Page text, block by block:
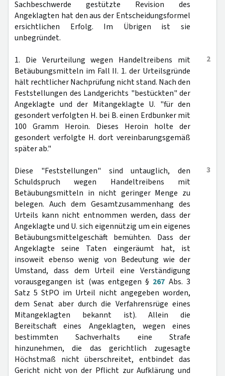
Sachbeschwerde gestützte Revision des
Angeklagten hat den aus der Entscheidungsformel
ersichtlichen Erfolg. Im Übrigen ist sie
unbegründet.
2
1. Die Verurteilung wegen Handeltreibens mit
Betäubungsmitteln im Fall II. 1. der Urteilsgründe
hält rechtlicher Nachprüfung nicht stand. Nach den
Feststellungen des Landgerichts "bestückten" der
Angeklagte und der Mitangeklagte U. "für den
gesondert verfolgten H. bei B. einen Erdbunker mit
100 Gramm Heroin. Dieses Heroin holte der
gesondert verfolgte H. dort vereinbarungsgemäß
später ab."
3
Diese "Feststellungen" sind untauglich, den
Schuldspruch wegen Handeltreibens mit
Betäubungsmitteln in nicht geringer Menge zu
belegen. Auch dem Gesamtzusammenhang des
Urteils kann nicht entnommen werden, dass der
Angeklagte und U. sich eigennützig um ein eigenes
Betäubungsmittelgeschäft bemühten. Dass der
Angeklagte seine Taten eingeräumt hat, ist
insoweit ebenso wenig von Bedeutung wie der
Umstand, dass dem Urteil eine Verständigung
vorausgegangen ist (was entgegen § 267 Abs. 3
Satz 5 StPO im Urteil nicht angegeben worden,
dem Senat aber durch die Verfahrensrüge eines
Mitangeklagten bekannt ist). Allein die
Bereitschaft eines Angeklagten, wegen eines
bestimmten Sachverhalts eine Strafe
hinzunehmen, die das gerichtlich zugesagte
Höchstmaß nicht überschreitet, entbindet das
Gericht nicht von der Pflicht zur Aufklärung und